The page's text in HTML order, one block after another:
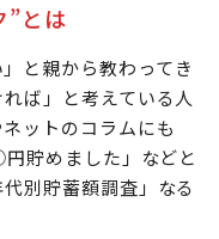
”とは
と親から教わってき
ば」と考えている人
ットのコラムにも
貯めました」などと
別貯蓄額調査」なる